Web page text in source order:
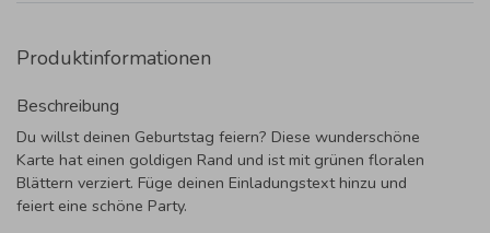
Produktinformationen
Beschreibung
Du willst deinen Geburtstag feiern? Diese wunderschöne
Karte hat einen goldigen Rand und ist mit grünen floralen
Blättern verziert. Füge deinen Einladungstext hinzu und
feiert eine schöne Party.